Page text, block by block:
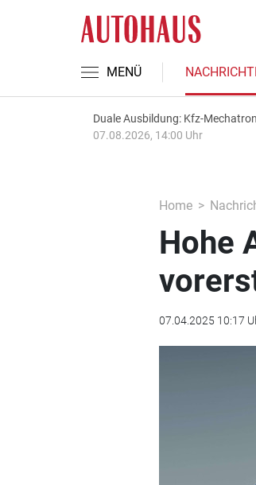
MENÜ
Duale Ausbildung: Kfz-
07.08.2026, 14:00 Uhr
Home
Hohe
07.04.2025 10:17